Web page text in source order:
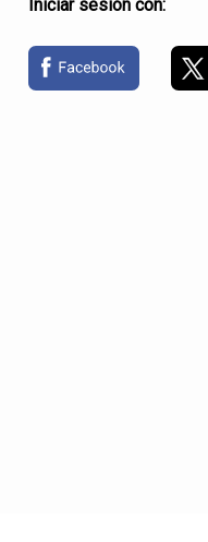
Iniciar sesión con: